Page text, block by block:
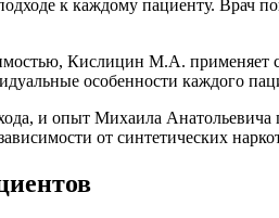
к каждому пациенту. Врач
Кислицин М.А.
особенности каждого
и опыт Михаила
от синтетических